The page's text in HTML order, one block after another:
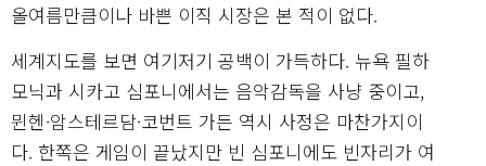
올여름만큼이나 바쁜 이직 시장은 본 적이 없다.
세계지도를 보면 여기저기 공백이 가득하다. 뉴욕 필하
모닉과 시카고 심포니에서는 음악감독을 사냥 중이고,
뮌헨·암스테르담·코번트 가든 역시 사정은 마찬가지이
다. 한쪽은 게임이 끝났지만 빈 심포니에도 빈자리가 여